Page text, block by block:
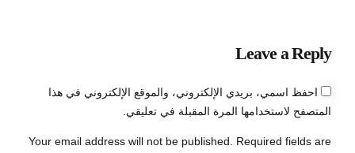
Leave a Reply
Your email address will not be published. Required fields are
احفظ اسمي، بريدي الإلكتروني، والموقع الإلكتروني في هذا
المتصفح لاستخدامها المرة المقبلة في تعليقي.